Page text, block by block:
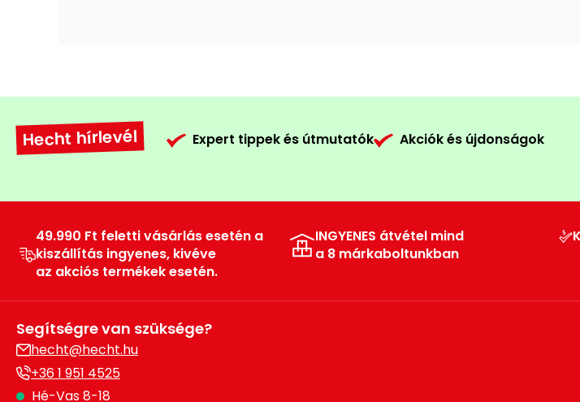
Hecht hírlevél Expert tippek és útmutatók Akciók és újdonságok
49.990 Ft feletti vásárlás esetén a
kiszállítás ingyenes, kivéve
az akciós termékek esetén.
INGYENES átvétel mind
a 8 márkaboltunkban
Segítségre van szüksége?
hecht@hecht.hu
+36 1 951 4525
Hé-Vas 8-18